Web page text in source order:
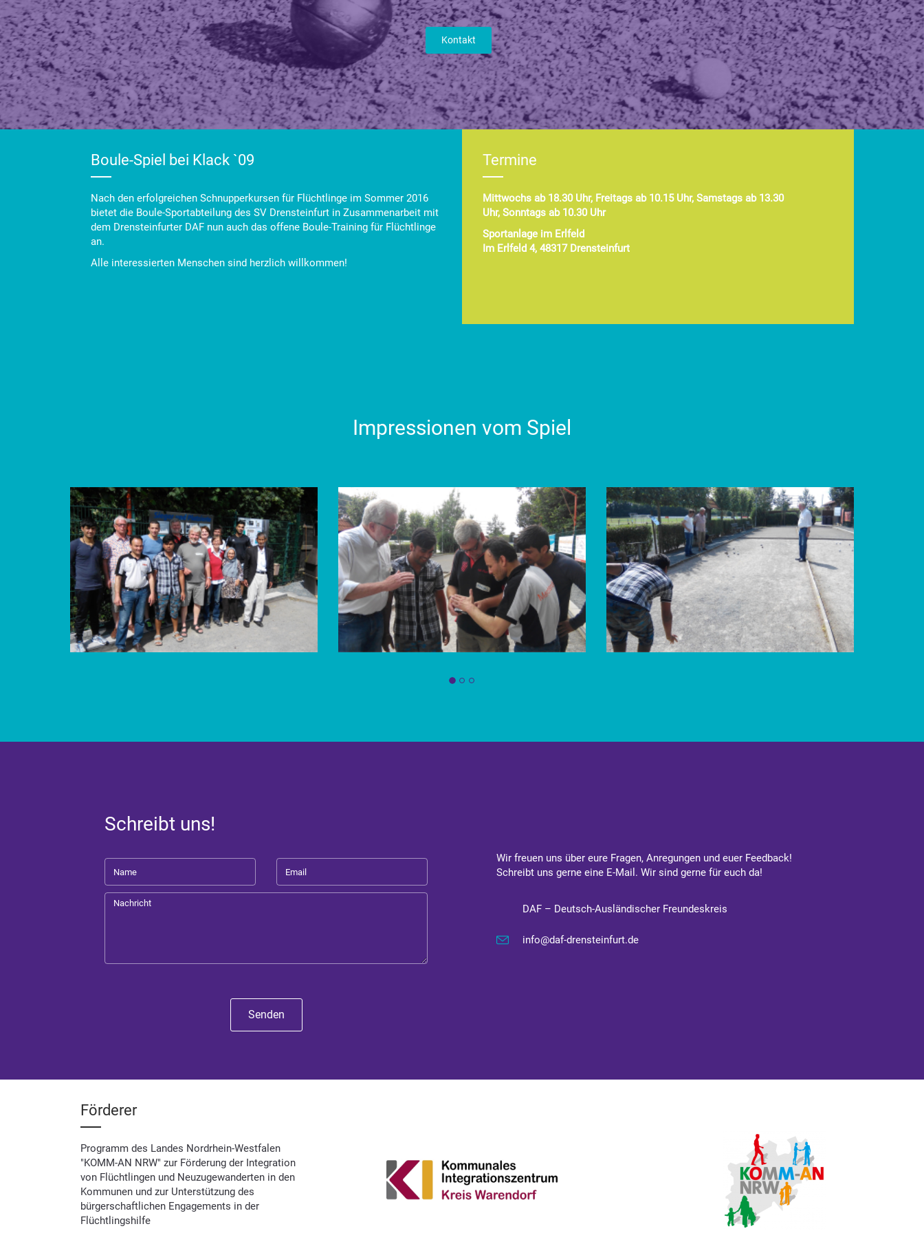
Kontakt
Boule-Spiel bei Klack `09
Nach den erfolgreichen Schnupperkursen für Flüchtlinge im Sommer 2016
bietet die Boule-Sportabteilung des SV Drensteinfurt in Zusammenarbeit mit
dem Drensteinfurter DAF nun auch das offene Boule-Training für Flüchtlinge
an.
Alle interessierten Menschen sind herzlich willkommen!
Termine
Mittwochs ab 18.30 Uhr, Freitags ab 10.15 Uhr, Samstags ab 13.30
Uhr, Sonntags ab 10.30 Uhr
Sportanlage im Erlfeld
Im Erlfeld 4, 48317 Drensteinfurt
Impressionen vom Spiel
Schreibt uns!
Senden
Wir freuen uns über eure Fragen, Anregungen und euer Feedback!
Schreibt uns gerne eine E-Mail. Wir sind gerne für euch da!
DAF – Deutsch-Ausländischer Freundeskreis
info@daf-drensteinfurt.de
Förderer
Programm des Landes Nordrhein-Westfalen
"KOMM-AN NRW" zur Förderung der Integration
von Flüchtlingen und Neuzugewanderten in den
Kommunen und zur Unterstützung des
bürgerschaftlichen Engagements in der
Flüchtlingshilfe